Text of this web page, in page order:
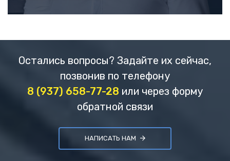
Остались вопросы? Задайте их сейчас,
позвонив по телефону
8 (937) 658-77-28 или через форму
обратной связи
НАПИСАТЬ НАМ